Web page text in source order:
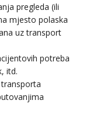
pregleda (ili
mjesto polaska
uz transport
potreba
itd.